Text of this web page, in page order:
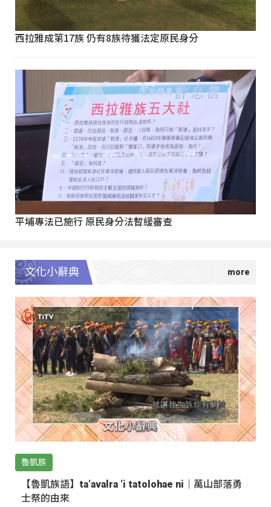
西拉雅成第17族 仍有8族待獲法定原民身分
平埔專法已施行 原民身分法暫緩審查
文化小辭典
魯凱族
【魯凱族語】ta‘avalra ‘i tatolohae ni｜萬山部落勇
士祭的由來